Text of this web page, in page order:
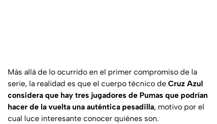
Más allá de lo ocurrido en el primer compromiso de la
serie, la realidad es que el cuerpo técnico de Cruz Azul
considera que hay tres jugadores de Pumas que podrían
hacer de la vuelta una auténtica pesadilla, motivo por el
cual luce interesante conocer quiénes son.